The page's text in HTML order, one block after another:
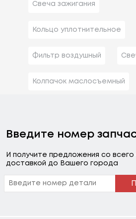
Свеча зажигания
Кольцо уплотнительное
Фильтр воздушный
Колпачок маслосъемный
Введите номер
И получите предложения со
доставкой до Вашего города